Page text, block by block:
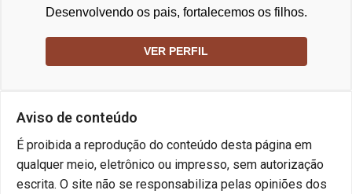
Desenvolvendo os pais, fortalecemos os filhos.
VER PERFIL
Aviso de conteúdo
É proibida a reprodução do conteúdo desta página em
qualquer meio, eletrônico ou impresso, sem autorização
escrita. O site não se responsabiliza pelas opiniões dos